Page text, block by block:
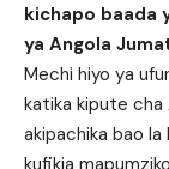
kichapo baada
ya Angola
Mechi hiyo ya
katika kipute cha
akipachika bao
kufikia